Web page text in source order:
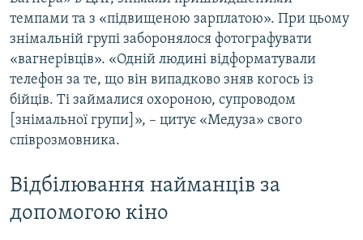
темпами та з «підвищеною зарплатою». При цьому
знімальній групі заборонялося фотографувати
«вагнерівців». «Одній людині відформатували
телефон за те, що він випадково зняв когось із
бійців. Ті займалися охороною, супроводом
[знімальної групи]», – цитує «Медуза» свого
співрозмовника.
Відбілювання найманців за
допомогою кіно